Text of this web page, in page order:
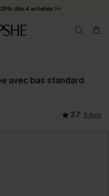
dès 4 achetés >>
avec bas standard
3.7 3 Avis